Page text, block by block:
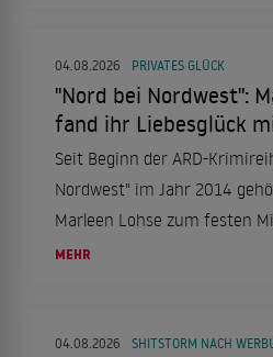
Generationengerechtigkeit
04.08.2026 PRIVATES GLÜCK
"Nord bei Nordwest":
fand ihr Liebesglück
Seit Beginn der ARD-
Nordwest" im Jahr 2014
Marleen Lohse zum festen
Auch privat hat die 42-
MEHR
04.08.2026 SHITSTORM NACH